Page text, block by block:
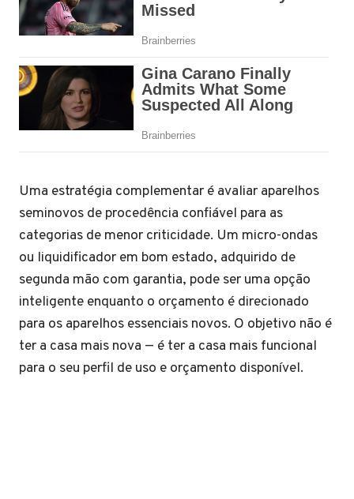
Uma estratégia complementar é avaliar aparelhos
seminovos de procedência confiável para as
categorias de menor criticidade. Um micro-ondas
ou liquidificador em bom estado, adquirido de
segunda mão com garantia, pode ser uma opção
inteligente enquanto o orçamento é direcionado
para os aparelhos essenciais novos. O objetivo não é
ter a casa mais nova — é ter a casa mais funcional
para o seu perfil de uso e orçamento disponível.